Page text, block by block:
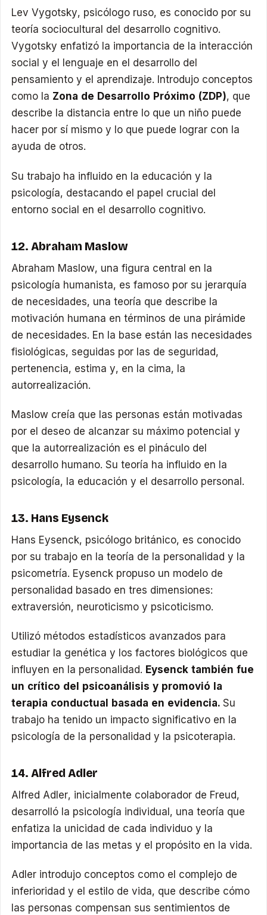
Lev Vygotsky, psicólogo ruso, es conocido por su
teoría sociocultural del desarrollo cognitivo.
Vygotsky enfatizó la importancia de la interacción
social y el lenguaje en el desarrollo del
pensamiento y el aprendizaje. Introdujo conceptos
como la Zona de Desarrollo Próximo (ZDP), que
describe la distancia entre lo que un niño puede
hacer por sí mismo y lo que puede lograr con la
ayuda de otros.
Su trabajo ha influido en la educación y la
psicología, destacando el papel crucial del
entorno social en el desarrollo cognitivo.
12. Abraham Maslow
Abraham Maslow, una figura central en la
psicología humanista, es famoso por su jerarquía
de necesidades, una teoría que describe la
motivación humana en términos de una pirámide
de necesidades. En la base están las necesidades
fisiológicas, seguidas por las de seguridad,
pertenencia, estima y, en la cima, la
autorrealización.
Maslow creía que las personas están motivadas
por el deseo de alcanzar su máximo potencial y
que la autorrealización es el pináculo del
desarrollo humano. Su teoría ha influido en la
psicología, la educación y el desarrollo personal.
13. Hans Eysenck
Hans Eysenck, psicólogo británico, es conocido
por su trabajo en la teoría de la personalidad y la
psicometría. Eysenck propuso un modelo de
personalidad basado en tres dimensiones:
extraversión, neuroticismo y psicoticismo.
Utilizó métodos estadísticos avanzados para
estudiar la genética y los factores biológicos que
influyen en la personalidad. Eysenck también fue
un crítico del psicoanálisis y promovió la
terapia conductual basada en evidencia. Su
trabajo ha tenido un impacto significativo en la
psicología de la personalidad y la psicoterapia.
14. Alfred Adler
Alfred Adler, inicialmente colaborador de Freud,
desarrolló la psicología individual, una teoría que
enfatiza la unicidad de cada individuo y la
importancia de las metas y el propósito en la vida.
Adler introdujo conceptos como el complejo de
inferioridad y el estilo de vida, que describe cómo
las personas compensan sus sentimientos de